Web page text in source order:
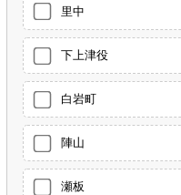
里中
下上津役
白岩町
陣山
瀬板